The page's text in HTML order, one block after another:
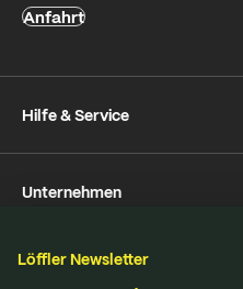
Anfahrt
Hilfe & Service
Rückversand
Pflegetipps
Unternehmen
Nachhaltigkeit
Nachhaltigkeit
Löffler Newsletter